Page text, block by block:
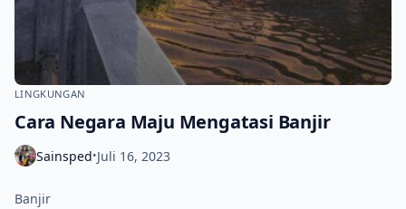
LINGKUNGAN
Cara Negara Maju Mengatasi Banjir
Sainsped•Juli 16, 2023
Banjir